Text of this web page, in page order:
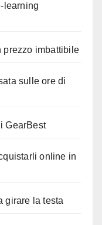
learning
prezzo imbattibile
sulle ore di
GearBest
online in
girare la testa